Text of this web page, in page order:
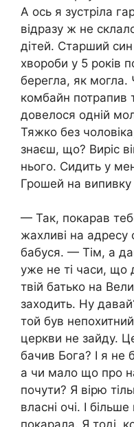
А ось я зустріла
відразу ж не
дітей. Старший син
хвороби у 5 років
берегла, як могла.
комбайн потрапив
довелося одній
Тяжко без
знаєш, що? Виріс
нього. Сидить у
Грошей на випивку
— Так, покарав
жахливі на
бабуся. — Тім, а
уже не ті часи, що
твій батько на
заходить. Ну
той був
церкви не зайду.
бачив Бога? І я не
а чи мало що про
почути? Я вірю
власні очі. І